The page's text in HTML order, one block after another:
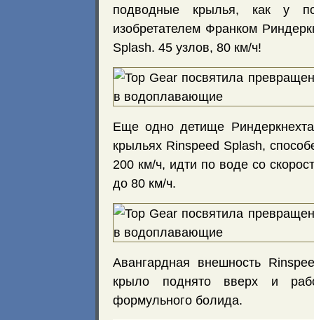
подводные крылья, как у
изобретателем Франком
Splash. 45 узлов, 80 км/ч!
Еще одно детище
крыльях Rinspeed Splash,
200 км/ч, идти по воде со
до 80 км/ч.
Авангардная внешность
крыло поднято вверх и
формульного болида.